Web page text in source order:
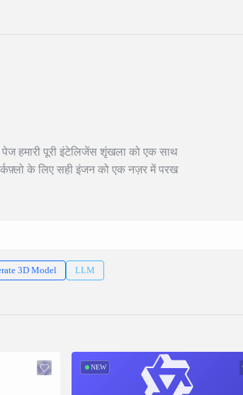
हमारी पूरी इंटेलिजेंस शृंखला को एक साथ
के लिए सही इंजन को एक नज़र में परख
3D Model LLM
NEW